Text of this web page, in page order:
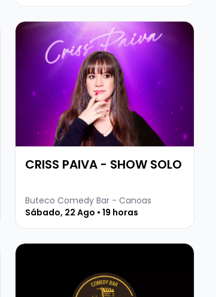
Veja mais sobre CRISS PAIVA - SHOW SOLO
CRISS PAIVA - SHOW SOLO
Buteco Comedy Bar - Canoas
Sábado, 22 Ago • 19 horas
PEDREIRO DINEI
Veja mais sobre MARCITO CASTRO -